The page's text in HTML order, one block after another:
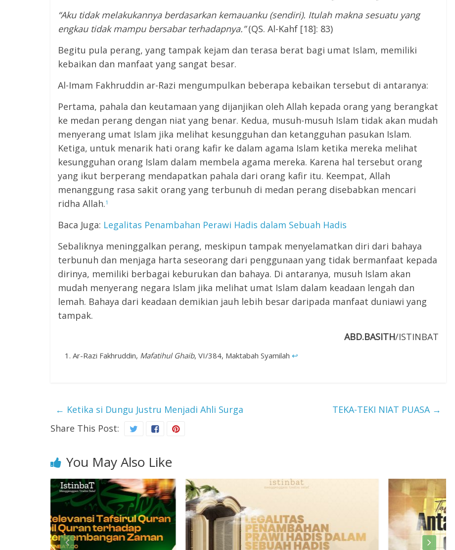
“Aku tidak melakukannya berdasarkan kemauanku (sendiri). Itulah makna sesuatu yang
engkau tidak mampu bersabar terhadapnya.”(QS. Al-Kahf [18]: 83)
Begitu pula perang, yang tampak kejam dan terasa berat bagi umat Islam, memiliki
kebaikan dan manfaat yang sangat besar.
Al-Imam Fakhruddin ar-Razi mengumpulkan beberapa kebaikan tersebut di antaranya:
Pertama, pahala dan keutamaan yang dijanjikan oleh Allah kepada orang yang berangkat
ke medan perang dengan niat yang benar. Kedua, musuh-musuh Islam tidak akan mudah
menyerang umat Islam jika melihat kesungguhan dan ketangguhan pasukan Islam.
Ketiga, untuk menarik hati orang kafir ke dalam agama Islam ketika mereka melihat
kesungguhan orang Islam dalam membela agama mereka. Karena hal tersebut orang
yang ikut berperang mendapatkan pahala dari orang kafir itu. Keempat, Allah
menanggung rasa sakit orang yang terbunuh di medan perang disebabkan mencari
ridha Allah.1
Baca Juga: Legalitas Penambahan Perawi Hadis dalam Sebuah Hadis
Sebaliknya meninggalkan perang, meskipun tampak menyelamatkan diri dari bahaya
terbunuh dan menjaga harta seseorang dari penggunaan yang tidak bermanfaat kepada
dirinya, memiliki berbagai keburukan dan bahaya. Di antaranya, musuh Islam akan
mudah menyerang negara Islam jika melihat umat Islam dalam keadaan lengah dan
lemah. Bahaya dari keadaan demikian jauh lebih besar daripada manfaat duniawi yang
tampak.
ABD.BASITH/ISTINBAT
Ar-Razi Fakhruddin, Mafatihul Ghaib, VI/384, Maktabah Syamilah ↩︎
← Ketika si Dungu Justru Menjadi Ahli Surga TEKA-TEKI NIAT PUASA →
Share This Post:
You May Also Like